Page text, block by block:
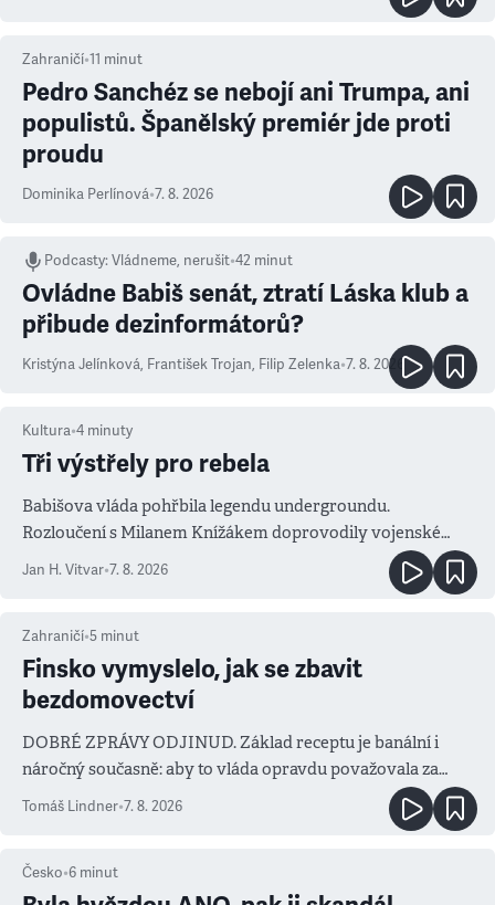
Zahraničí•11 minut
Pedro Sanchéz se nebojí ani Trumpa, ani
populistů. Španělský premiér jde proti
proudu
Dominika Perlínová•7. 8. 2026
Podcasty:Vládneme, nerušit•42 minut
Ovládne Babiš senát, ztratí Láska klub a
přibude dezinformátorů?
Kristýna Jelínková, František Trojan, Filip Zelenka•7. 8. 2026
Kultura•4 minuty
Tři výstřely pro rebela
Babišova vláda pohřbila legendu undergroundu.
Rozloučení s Milanem Knížákem doprovodily vojenské
salvy i kritika pokrokářů
Jan H. Vitvar•7. 8. 2026
Zahraničí•5 minut
Finsko vymyslelo, jak se zbavit
bezdomovectví
DOBRÉ ZPRÁVY ODJINUD. Základ receptu je banální i
náročný současně: aby to vláda opravdu považovala za
prioritu
Tomáš Lindner•7. 8. 2026
Česko•6 minut